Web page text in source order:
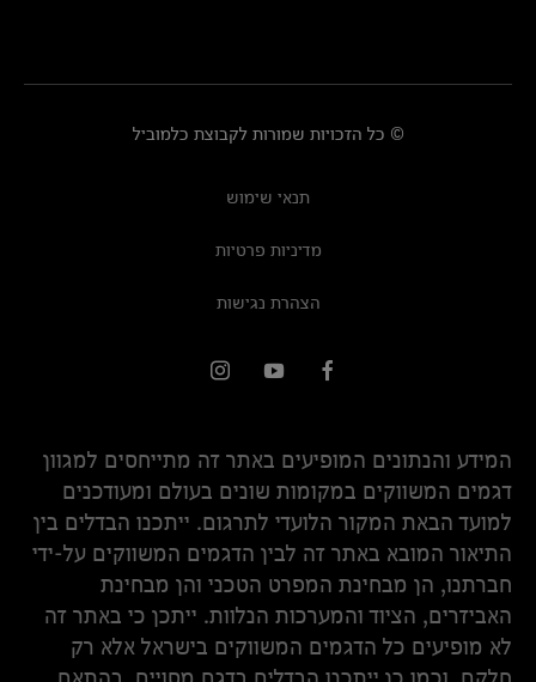
© כל הזכויות שמורות לקבוצת כלמוביל
תנאי שימוש
מדיניות פרטיות
הצהרת נגישות
המידע והנתונים המופיעים באתר זה מתייחסים למגוון
דגמים המשווקים במקומות שונים בעולם ומעודכנים
למועד הבאת המקור הלועדי לתרגום. ייתכנו הבדלים בין
התיאור המובא באתר זה לבין הדגמים המשווקים על-ידי
חברתנו, הן מבחינת המפרט הטכני והן מבחינת
האביזרים, הציוד והמערכות הנלוות. ייתכן כי באתר זה
לא מופיעים כל הדגמים המשווקים בישראל אלא רק